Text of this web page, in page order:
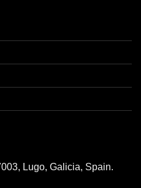
Lugo, Galicia, Spain.